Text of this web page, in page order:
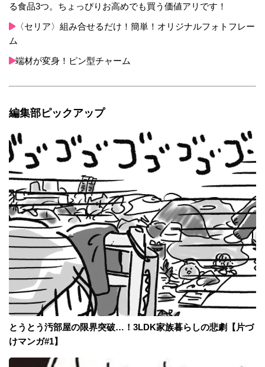
る食品3つ。ちょっぴりお高めでも買う価値アリです！
〈セリア〉組み合せるだけ！簡単！オリジナルフォトフレー
ム
端材が変身！ピン型チャーム
編集部ピックアップ
とうとう汚部屋の限界突破…！3LDK家族暮らしの悲劇【片づ
けマンガ#1】